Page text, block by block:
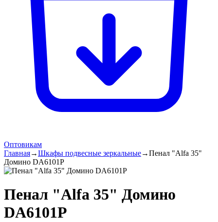
Оптовикам
Главная→Шкафы подвесные зеркальные→Пенал "Alfa 35"
Домино DA6101P
Пенал "Alfa 35" Домино
DA6101P